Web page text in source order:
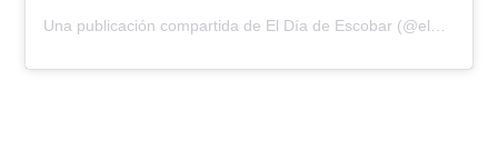
Una publicación compartida de El Día de Escobar (@eldiadeescobar) el